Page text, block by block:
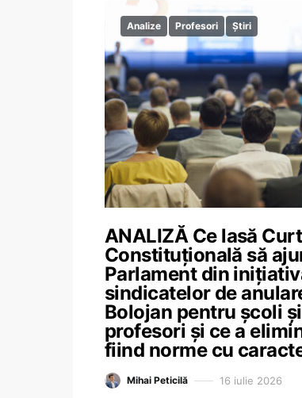
Analize Profesori Știri
ANALIZĂ Ce lasă
Constituțională să
Parlament din
sindicatelor de
Bolojan pentru școli și
profesori și ce a
fiind norme cu
Mihai Peticilă 16 iulie 2026